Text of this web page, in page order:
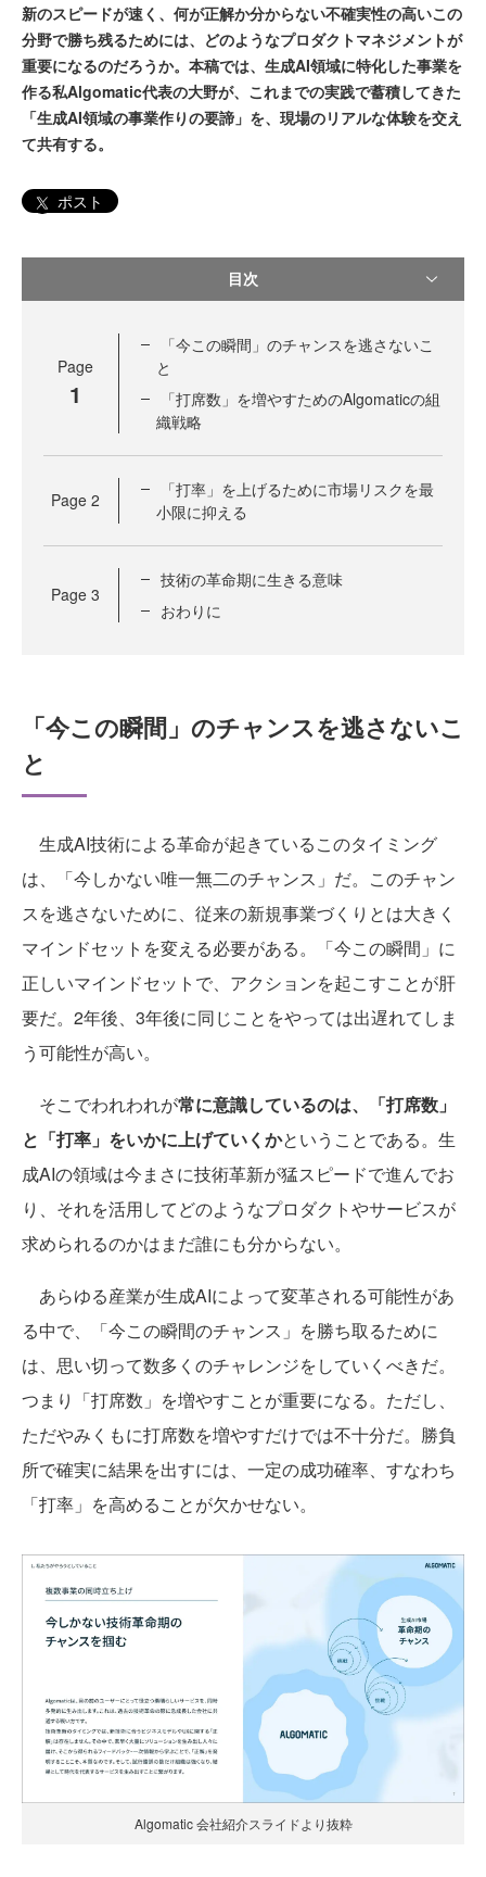
新のスピードが速く、何が正解か分からない不確実性の高いこの
分野で勝ち残るためには、どのようなプロダクトマネジメントが
重要になるのだろうか。本稿では、生成AI領域に特化した事業を
作る私Algomatic代表の大野が、これまでの実践で蓄積してきた
「生成AI領域の事業作りの要諦」を、現場のリアルな体験を交え
て共有する。
ポスト
目次
Page
1
「今この瞬間」のチャンスを逃さないこ
と
「打席数」を増やすためのAlgomaticの組
織戦略
Page 2
「打率」を上げるために市場リスクを最
小限に抑える
Page 3
技術の革命期に生きる意味
おわりに
「今この瞬間」のチャンスを逃さないこ
と
生成AI技術による革命が起きているこのタイミング
は、「今しかない唯一無二のチャンス」だ。このチャン
スを逃さないために、従来の新規事業づくりとは大きく
マインドセットを変える必要がある。「今この瞬間」に
正しいマインドセットで、アクションを起こすことが肝
要だ。2年後、3年後に同じことをやっては出遅れてしま
う可能性が高い。
そこでわれわれが常に意識しているのは、「打席数」
と「打率」をいかに上げていくかということである。生
成AIの領域は今まさに技術革新が猛スピードで進んでお
り、それを活用してどのようなプロダクトやサービスが
求められるのかはまだ誰にも分からない。
あらゆる産業が生成AIによって変革される可能性があ
る中で、「今この瞬間のチャンス」を勝ち取るために
は、思い切って数多くのチャレンジをしていくべきだ。
つまり「打席数」を増やすことが重要になる。ただし、
ただやみくもに打席数を増やすだけでは不十分だ。勝負
所で確実に結果を出すには、一定の成功確率、すなわち
「打率」を高めることが欠かせない。
Algomatic 会社紹介スライドより抜粋